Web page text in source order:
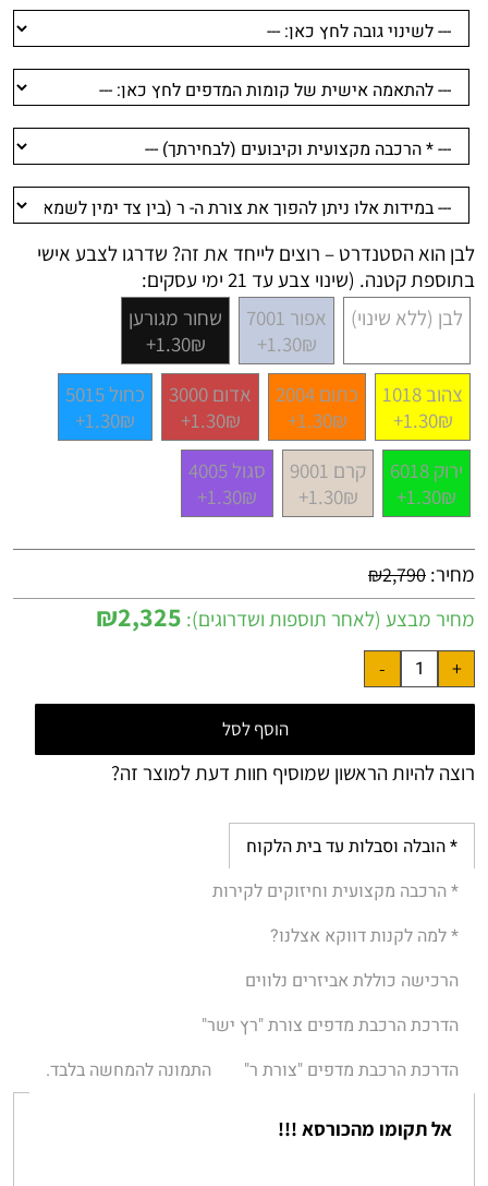
לבן הוא הסטנדרט – רוצים לייחד את זה? שדרגו לצבע אישי
בתוספת קטנה. (שינוי צבע עד 21 ימי עסקים:
לבן (ללא שינוי)
אפור 7001
1.30₪+
שחור מגורען
1.30₪+
צהוב 1018
1.30₪+
כתום 2004
1.30₪+
אדום 3000
1.30₪+
כחול 5015
1.30₪+
ירוק 6018
1.30₪+
קרם 9001
1.30₪+
סגול 4005
1.30₪+
מחיר: ₪2,790
מחיר מבצע (לאחר תוספות ושדרוגים): ₪2,325
הוסף לסל
רוצה להיות הראשון שמוסיף חוות דעת למוצר זה?
* הובלה וסבלות עד בית הלקוח
* הרכבה מקצועית וחיזוקים לקירות
* למה לקנות דווקא אצלנו?
הרכישה כוללת אביזרים נלווים
הדרכת הרכבת מדפים צורת "רץ ישר"
הדרכת הרכבת מדפים "צורת ר"
התמונה להמחשה בלבד.
אל תקומו מהכורסא !!!